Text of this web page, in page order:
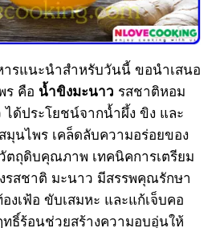
ารแนะนำสำหรับวันนี้ ขอนำเสนอ
ร คือ น้ำขิงมะนาว รสชาติหอม
ได้ประโยชน์จากน้ำผึ้ง ขิง และ
นไพร เคล็ดลับความอร่อยของ
ตถุดิบคุณภาพ เทคนิคการเตรียม
รสชาติ มะนาว มีสรรพคุณรักษา
งเฟ้อ ขับเสมหะ และแก้เจ็บคอ
ธิ์ร้อนช่วยสร้างความอบอุ่นให้